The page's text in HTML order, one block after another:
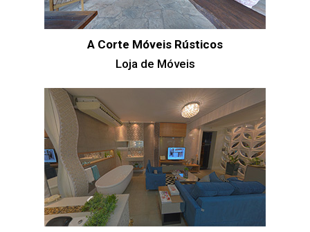
A Corte Móveis Rústicos
Loja de Móveis